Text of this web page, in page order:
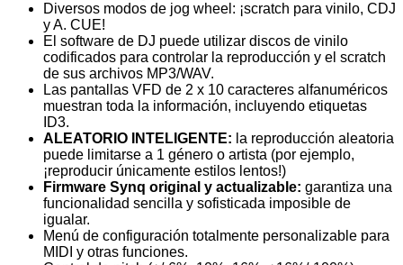
Diversos modos de jog wheel: ¡scratch para vinilo, CDJ
y A. CUE!
El software de DJ puede utilizar discos de vinilo
codificados para controlar la reproducción y el scratch
de sus archivos MP3/WAV.
Las pantallas VFD de 2 x 10 caracteres alfanuméricos
muestran toda la información, incluyendo etiquetas
ID3.
ALEATORIO INTELIGENTE: la reproducción aleatoria
puede limitarse a 1 género o artista (por ejemplo,
¡reproducir únicamente estilos lentos!)
Firmware Synq original y actualizable: garantiza una
funcionalidad sencilla y sofisticada imposible de
igualar.
Menú de configuración totalmente personalizable para
MIDI y otras funciones.